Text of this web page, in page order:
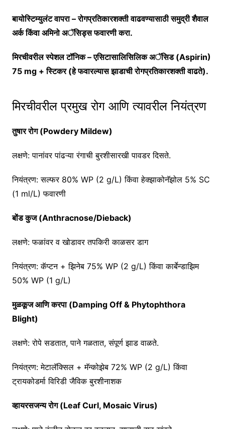
बायोस्टिम्युलंट वापरा – रोगप्रतिकारशक्ती वाढवण्यासाठी समुद्री शैवाल
अर्क किंवा अमिनो अॅसिड्स फवारणी करा.
मिरचीवरील स्पेशल टॉनिक – एसिटासालिसिलिक अॅसिड (Aspirin)
75 mg + स्टिकर (हे फवारल्यास झाडाची रोगप्रतिकारशक्ती वाढते).
मिरचीवरील प्रमुख रोग आणि त्यावरील नियंत्रण
तुषार रोग (Powdery Mildew)
लक्षणे: पानांवर पांढऱ्या रंगाची बुरशीसारखी पावडर दिसते.
नियंत्रण: सल्फर 80% WP (2 g/L) किंवा हेक्झाकोनॅझोल 5% SC
(1 ml/L) फवारणी
बोंड कुज (Anthracnose/Dieback)
लक्षणे: फळांवर व खोडावर तपकिरी काळसर डाग
नियंत्रण: कॅप्टन + झिनेब 75% WP (2 g/L) किंवा कार्बेन्डाझिम
50% WP (1 g/L)
मुळकूज आणि करपा (Damping Off & Phytophthora
Blight)
लक्षणे: रोपे सडतात, पाने गळतात, संपूर्ण झाड वाळते.
नियंत्रण: मेटालॅक्सिल + मॅन्कोझेब 72% WP (2 g/L) किंवा
ट्रायकोडर्मा विरिडी जैविक बुरशीनाशक
व्हायरसजन्य रोग (Leaf Curl, Mosaic Virus)